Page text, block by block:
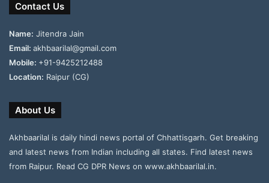
Contact Us
Name: Jitendra Jain
Email: akhbaarilal@gmail.com
Mobile: +91-9425212488
Location: Raipur (CG)
About Us
Akhbaarilal is daily hindi news portal of Chhattisgarh. Get breaking
and latest news from Indian including all states. Find latest news
from Raipur. Read CG DPR News on www.akhbaarilal.in.